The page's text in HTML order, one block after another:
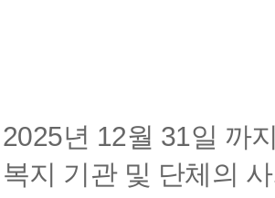
2025년 12월 31일 까
복지 기관 및 단체의